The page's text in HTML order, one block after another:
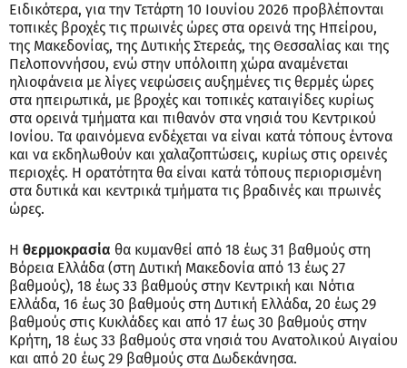
Ειδικότερα, για την Τετάρτη 10 Ιουνίου 2026 προβλέπονται
τοπικές βροχές τις πρωινές ώρες στα ορεινά της Ηπείρου,
της Μακεδονίας, της Δυτικής Στερεάς, της Θεσσαλίας και της
Πελοποννήσου, ενώ στην υπόλοιπη χώρα αναμένεται
ηλιοφάνεια με λίγες νεφώσεις αυξημένες τις θερμές ώρες
στα ηπειρωτικά, με βροχές και τοπικές καταιγίδες κυρίως
στα ορεινά τμήματα και πιθανόν στα νησιά του Κεντρικού
Ιονίου. Τα φαινόμενα ενδέχεται να είναι κατά τόπους έντονα
και να εκδηλωθούν και χαλαζοπτώσεις, κυρίως στις ορεινές
περιοχές. Η ορατότητα θα είναι κατά τόπους περιορισμένη
στα δυτικά και κεντρικά τμήματα τις βραδινές και πρωινές
ώρες.
Η θερμοκρασία θα κυμανθεί από 18 έως 31 βαθμούς στη
Βόρεια Ελλάδα (στη Δυτική Μακεδονία από 13 έως 27
βαθμούς), 18 έως 33 βαθμούς στην Κεντρική και Νότια
Ελλάδα, 16 έως 30 βαθμούς στη Δυτική Ελλάδα, 20 έως 29
βαθμούς στις Κυκλάδες και από 17 έως 30 βαθμούς στην
Κρήτη, 18 έως 33 βαθμούς στα νησιά του Ανατολικού Αιγαίου
και από 20 έως 29 βαθμούς στα Δωδεκάνησα.